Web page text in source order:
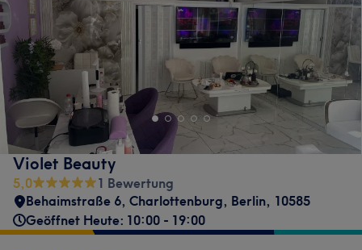
Violet Beauty
5,0
1 Bewertung
Behaimstraße 6, Charlottenburg, Berlin, 10585
Geöffnet Heute: 10:00 - 19:00